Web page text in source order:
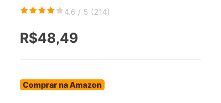
4.6 / 5 (214)
R$48,49
Comprar na Amazon